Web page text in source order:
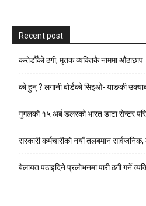
Recent post
करोडौँको ठगी, मृतक व्यक्तिकै नाममा औंठाछाप
को हुन् ? लगानी बोर्डको सिइओ- याङकी
गुगलको १५ अर्ब डलरको भारत डाटा सेन्टर
सरकारी कर्मचारीकाे नयाँ तलबमान
बेलायत पठाइदिने प्रलाेभनमा पारी ठगी गर्ने